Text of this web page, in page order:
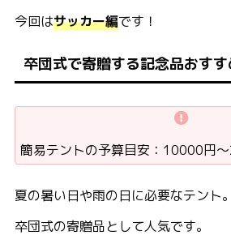
今回はサッカー編です！
卒団式で寄贈する記念品おす
簡易テントの予算目安：10000円
夏の暑い日や雨の日に必要なテント。
卒団式の寄贈品として人気です。